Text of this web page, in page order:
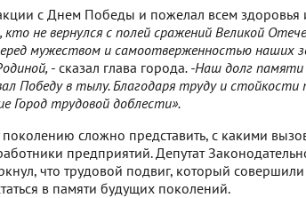
с Днем Победы и пожелал всем здоровья
не вернулся с полей сражений Великой
мужеством и самоотверженностью наших
- сказал глава города. -Наш долг памяти
Победу в тылу. Благодаря труду и
Город трудовой доблести».
сложно представить, с какими
предприятий. Депутат
что трудовой подвиг, который
в памяти будущих поколений.